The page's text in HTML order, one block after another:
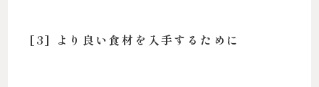
[3] より良い食材を入手するために